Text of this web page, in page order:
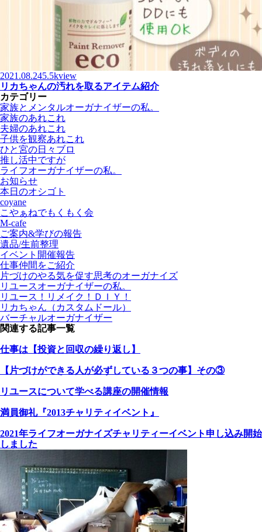
2021.08.245.5kview
リカちゃんの汚れを取るアイテム紹介
カテゴリー
家族とメンタルオーガナイザーの私。
家族のあれこれ
夫婦のあれこれ
子供を観察あれこれ
ひと宮の日々ブロ
推し活中ですが
ライフオーガナイザーの私。
お知らせ
本日のオシゴト
coyane
こやぁねでもくもく会
M-cafe
ご案内&学びの報告
遺品/生前整理
イベント開催報告
仕事仲間をご紹介
片づけのやる気を促す思考のオーガナイズ
リユースオーガナイザーの私。
リユース！リメイク！ＤＩＹ！
リカちゃん（カスタムドール）
バーチャルオーガナイザー
関連する記事一覧
仕事は【投資と回収の繰り返し】
【片づけができる人が必ずしている３つの事】その③
リユースについて学べる講座の開催情報
満員御礼『2013チャリティイベント』
2021年ライフオーガナイズチャリティーイベント申し込み開始
しました